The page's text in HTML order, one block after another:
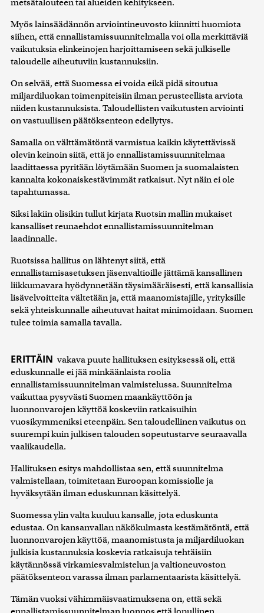
metsätalouteen tai alueiden kehitykseen.
Myös lainsäädännön arviointineuvosto kiinnitti huomiota
siihen, että ennallistamissuunnitelmalla voi olla merkittäviä
vaikutuksia elinkeinojen harjoittamiseen sekä julkiselle
taloudelle aiheutuviin kustannuksiin.
On selvää, että Suomessa ei voida eikä pidä sitoutua
miljardiluokan toimenpiteisiin ilman perusteellista arviota
niiden kustannuksista. Taloudellisten vaikutusten arviointi
on vastuullisen päätöksenteon edellytys.
Samalla on välttämätöntä varmistua kaikin käytettävissä
olevin keinoin siitä, että jo ennallistamissuunnitelmaa
laadittaessa pyritään löytämään Suomen ja suomalaisten
kannalta kokonaiskestävimmät ratkaisut. Nyt näin ei ole
tapahtumassa.
Siksi lakiin olisikin tullut kirjata Ruotsin mallin mukaiset
kansalliset reunaehdot ennallistamissuunnitelman
laadinnalle.
Ruotsissa hallitus on lähtenyt siitä, että
ennallistamisasetuksen jäsenvaltioille jättämä kansallinen
liikkumavara hyödynnetään täysimääräisesti, että kansallisia
lisävelvoitteita vältetään ja, että maanomistajille, yrityksille
sekä yhteiskunnalle aiheutuvat haitat minimoidaan. Suomen
tulee toimia samalla tavalla.
ERITTÄIN vakava puute hallituksen esityksessä oli, että
eduskunnalle ei jää minkäänlaista roolia
ennallistamissuunnitelman valmistelussa. Suunnitelma
vaikuttaa pysyvästi Suomen maankäyttöön ja
luonnonvarojen käyttöä koskeviin ratkaisuihin
vuosikymmeniksi eteenpäin. Sen taloudellinen vaikutus on
suurempi kuin julkisen talouden sopeutustarve seuraavalla
vaalikaudella.
Hallituksen esitys mahdollistaa sen, että suunnitelma
valmistellaan, toimitetaan Euroopan komissiolle ja
hyväksytään ilman eduskunnan käsittelyä.
Suomessa ylin valta kuuluu kansalle, jota eduskunta
edustaa. On kansanvallan näkökulmasta kestämätöntä, että
luonnonvarojen käyttöä, maanomistusta ja miljardiluokan
julkisia kustannuksia koskevia ratkaisuja tehtäisiin
käytännössä virkamiesvalmistelun ja valtioneuvoston
päätöksenteon varassa ilman parlamentaarista käsittelyä.
Tämän vuoksi vähimmäisvaatimuksena on, että sekä